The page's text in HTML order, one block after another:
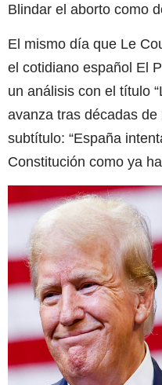
Blindar el aborto como
El mismo día que Le
el cotidiano español El
un análisis con el título
avanza tras décadas de
subtítulo: “España
Constitución como ya